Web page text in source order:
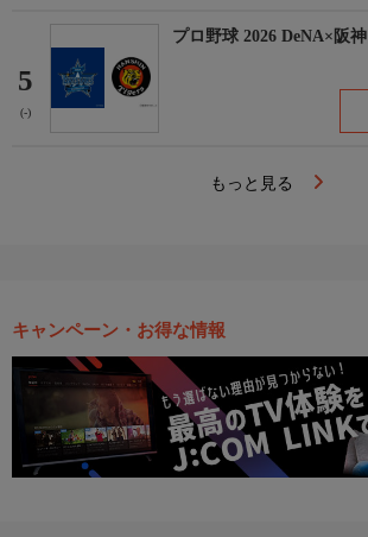
5
(-)
プロ野球 2026 DeNA×阪神
もっと見る
キャンペーン・お得な情報